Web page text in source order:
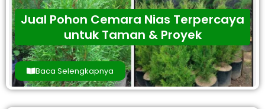
Jual Pohon Cemara Nias Terpercaya
untuk Taman & Proyek
Baca Selengkapnya